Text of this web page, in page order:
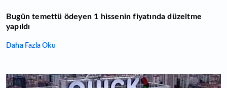
Bugün temettü ödeyen 1 hissenin fiyatında düzeltme
yapıldı
Daha Fazla Oku